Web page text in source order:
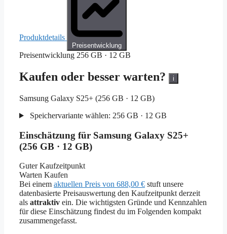
Produktdetails
Preisentwicklung
Preisentwicklung 256 GB · 12 GB
Kaufen oder besser warten? i
Samsung Galaxy S25+ (256 GB · 12 GB)
Speichervariante wählen: 256 GB · 12 GB
Einschätzung für Samsung Galaxy S25+
(256 GB · 12 GB)
Guter Kaufzeitpunkt
Warten Kaufen
Bei einem aktuellen Preis von 688,00 € stuft unsere
datenbasierte Preisauswertung den Kaufzeitpunkt derzeit
als attraktiv ein. Die wichtigsten Gründe und Kennzahlen
für diese Einschätzung findest du im Folgenden kompakt
zusammengefasst.